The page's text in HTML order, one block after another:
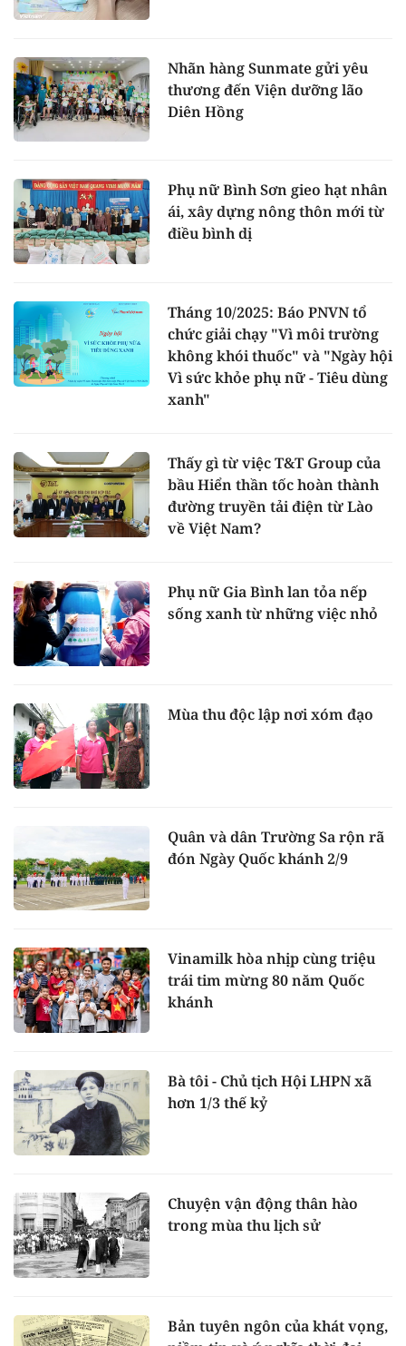
Nhãn hàng Sunmate gửi yêu
thương đến Viện dưỡng lão
Diên Hồng
Phụ nữ Bình Sơn gieo hạt nhân
ái, xây dựng nông thôn mới từ
điều bình dị
Tháng 10/2025: Báo PNVN tổ
chức giải chạy "Vì môi trường
không khói thuốc" và "Ngày hội
Vì sức khỏe phụ nữ - Tiêu dùng
xanh"
Thấy gì từ việc T&T Group của
bầu Hiển thần tốc hoàn thành
đường truyền tải điện từ Lào
về Việt Nam?
Phụ nữ Gia Bình lan tỏa nếp
sống xanh từ những việc nhỏ
Mùa thu độc lập nơi xóm đạo
Quân và dân Trường Sa rộn rã
đón Ngày Quốc khánh 2/9
Vinamilk hòa nhịp cùng triệu
trái tim mừng 80 năm Quốc
khánh
Bà tôi - Chủ tịch Hội LHPN xã
hơn 1/3 thế kỷ
Chuyện vận động thân hào
trong mùa thu lịch sử
Bản tuyên ngôn của khát vọng,